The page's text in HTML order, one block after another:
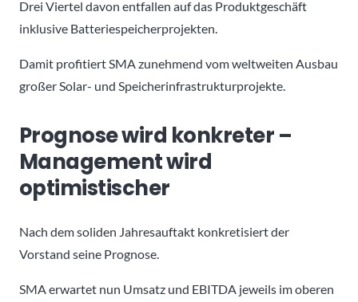
Drei Viertel davon entfallen auf das Produktgeschäft
inklusive Batteriespeicherprojekten.
Damit profitiert SMA zunehmend vom weltweiten Ausbau
großer Solar- und Speicherinfrastrukturprojekte.
Prognose wird konkreter –
Management wird
optimistischer
Nach dem soliden Jahresauftakt konkretisiert der
Vorstand seine Prognose.
SMA erwartet nun Umsatz und EBITDA jeweils im oberen